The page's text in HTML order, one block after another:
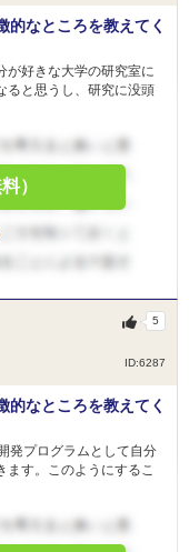
ービス係へ連絡するこ
高度学術医育成コ
貸与を受けた期間の2倍
受けた期間と同じ期間
して従事する必要があ
院生：月額10万円
海外留学経済支援
的なところを教えてく
が好きな大学の研究室に
ると思うし、研究に没頭
）
ID:6287
5
的なところを教えてく
発プログラムとして自分
ます。このようにするこ